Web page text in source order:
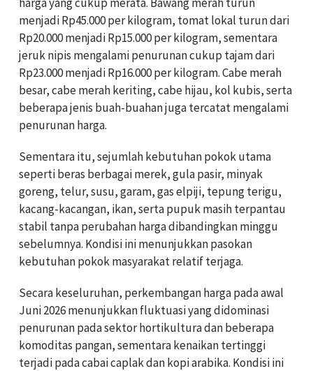
menjadi Rp45.000 per kilogram, tomat lokal turun dari
Rp20.000 menjadi Rp15.000 per kilogram, sementara
jeruk nipis mengalami penurunan cukup tajam dari
Rp23.000 menjadi Rp16.000 per kilogram. Cabe merah
besar, cabe merah keriting, cabe hijau, kol kubis, serta
beberapa jenis buah-buahan juga tercatat mengalami
penurunan harga.
Sementara itu, sejumlah kebutuhan pokok utama
seperti beras berbagai merek, gula pasir, minyak
goreng, telur, susu, garam, gas elpiji, tepung terigu,
kacang-kacangan, ikan, serta pupuk masih terpantau
stabil tanpa perubahan harga dibandingkan minggu
sebelumnya. Kondisi ini menunjukkan pasokan
kebutuhan pokok masyarakat relatif terjaga.
Secara keseluruhan, perkembangan harga pada awal
Juni 2026 menunjukkan fluktuasi yang didominasi
penurunan pada sektor hortikultura dan beberapa
komoditas pangan, sementara kenaikan tertinggi
terjadi pada cabai caplak dan kopi arabika. Kondisi ini